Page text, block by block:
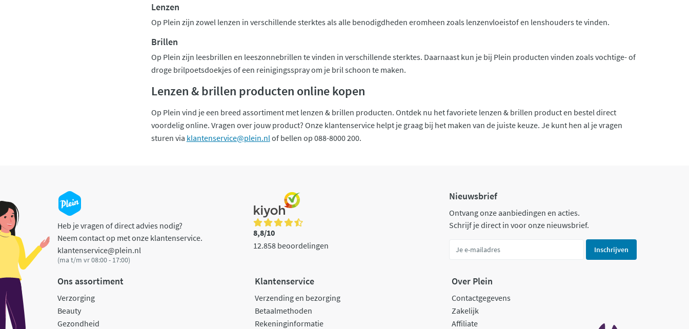
Lenzen
Op Plein zijn zowel lenzen in verschillende sterktes als alle benodigdheden eromheen zoals lenzenvloeistof en lenshouders te vinden.
Brillen
Op Plein zijn leesbrillen en leeszonnebrillen te vinden in verschillende sterktes. Daarnaast kun je bij Plein producten vinden zoals vochtige- of
droge brilpoetsdoekjes of een reinigingsspray om je bril schoon te maken.
Lenzen & brillen producten online kopen
Op Plein vind je een breed assortiment met lenzen & brillen producten. Ontdek nu het favoriete lenzen & brillen product en bestel direct
voordelig online. Vragen over jouw product? Onze klantenservice helpt je graag bij het maken van de juiste keuze. Je kunt hen al je vragen
sturen via klantenservice@plein.nl of bellen op 088-8000 200.
Heb je vragen of direct advies nodig?
Neem contact op met onze klantenservice.
klantenservice@plein.nl
(ma t/m vr 08:00 - 17:00)
8,8/10
12.858 beoordelingen
Nieuwsbrief
Ontvang onze aanbiedingen en acties.
Schrijf je direct in voor onze nieuwsbrief.
Inschrijven
Ons assortiment
Verzorging
Beauty
Gezondheid
Klantenservice
Verzending en bezorging
Betaalmethoden
Rekeninginformatie
Over Plein
Contactgegevens
Zakelijk
Affiliate